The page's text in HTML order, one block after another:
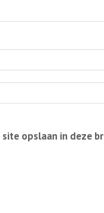
site opslaan in deze